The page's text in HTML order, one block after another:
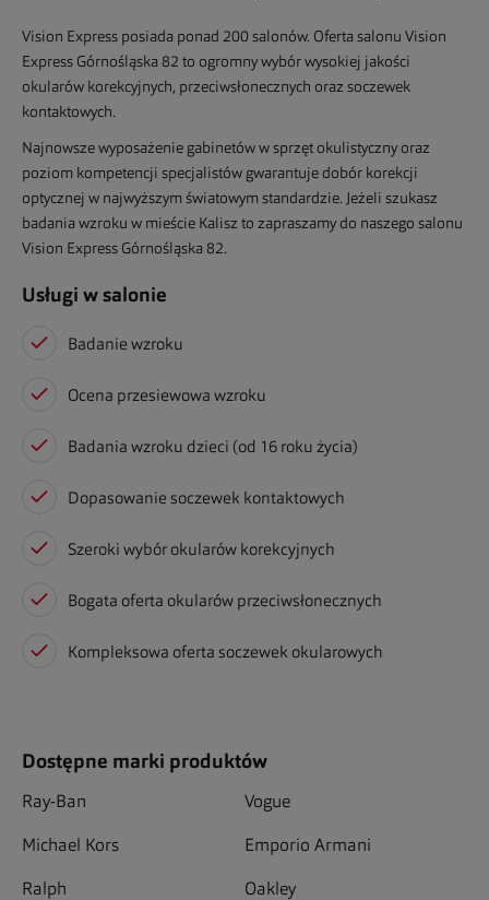
Vision Express posiada ponad 200 salonów. Oferta salonu Vision
Express Górnośląska 82 to ogromny wybór wysokiej jakości
okularów korekcyjnych, przeciwsłonecznych oraz soczewek
kontaktowych.
Najnowsze wyposażenie gabinetów w sprzęt okulistyczny oraz
poziom kompetencji specjalistów gwarantuje dobór korekcji
optycznej w najwyższym światowym standardzie. Jeżeli szukasz
badania wzroku w mieście Kalisz to zapraszamy do naszego salonu
Vision Express Górnośląska 82.
Usługi w salonie
Badanie wzroku
Ocena przesiewowa wzroku
Badania wzroku dzieci (od 16 roku życia)
Dopasowanie soczewek kontaktowych
Szeroki wybór okularów korekcyjnych
Bogata oferta okularów przeciwsłonecznych
Kompleksowa oferta soczewek okularowych
Dostępne marki produktów
Ray-Ban Vogue
Michael Kors Emporio Armani
Ralph Oakley